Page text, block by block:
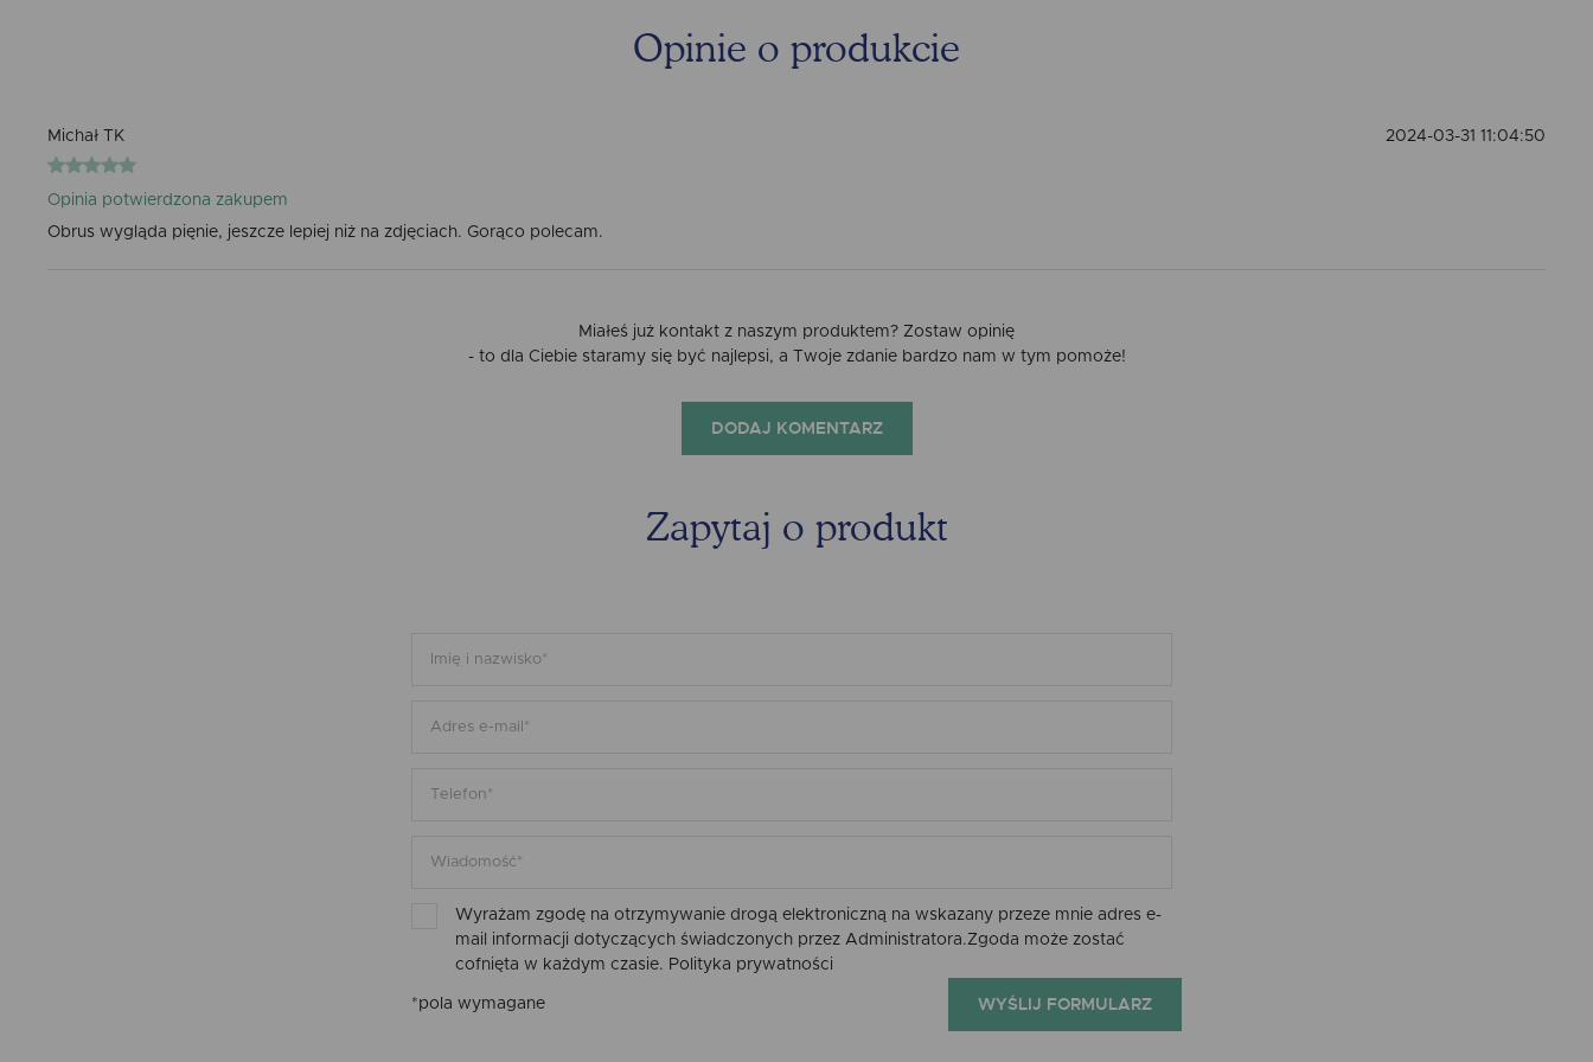
Opinie o produkcie
Michał TK 2024-03-31 11:04:50
Opinia potwierdzona zakupem
Obrus wygląda pięnie, jeszcze lepiej niż na zdjęciach. Gorąco polecam.
Miałeś już kontakt z naszym produktem? Zostaw opinię
- to dla Ciebie staramy się być najlepsi, a Twoje zdanie bardzo nam w tym pomoże!
DODAJ KOMENTARZ
Zapytaj o produkt
Wyrażam zgodę na otrzymywanie drogą elektroniczną na wskazany przeze mnie adres e-
mail informacji dotyczących świadczonych przez Administratora.Zgoda może zostać
cofnięta w każdym czasie. Polityka prywatności
*pola wymagane WYŚLIJ FORMULARZ